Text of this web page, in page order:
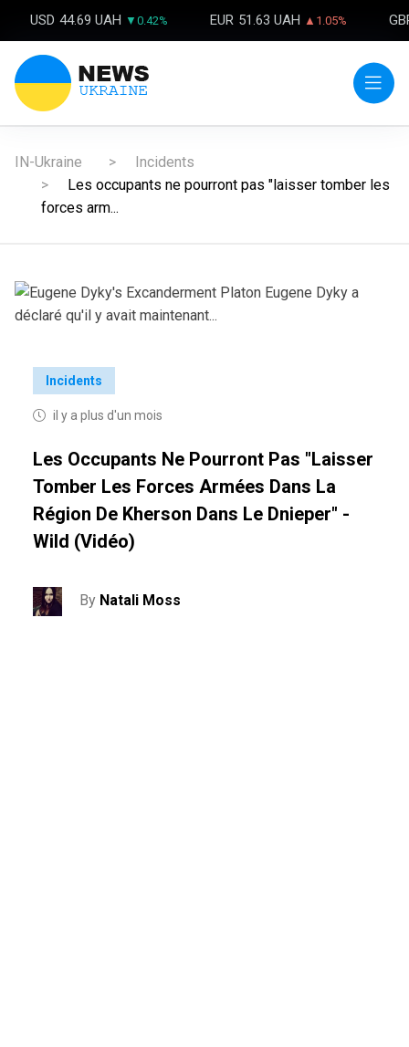
USD 44.69 UAH ▼0.42% EUR 51.63 UAH ▲1.05%
IN-Ukraine
Incidents
Les occupants ne pourront pas "laisser tomber les
forces arm...
Incidents
il y a plus d'un mois
Les Occupants Ne Pourront Pas "laisser
Tomber Les Forces Armées Dans La
Région De Kherson Dans Le Dnieper" -
Wild (vidéo)
By Natali Moss